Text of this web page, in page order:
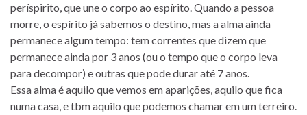
períspirito, que une o corpo ao espírito. Quando a pessoa
morre, o espírito já sabemos o destino, mas a alma ainda
permanece algum tempo: tem correntes que dizem que
permanece ainda por 3 anos (ou o tempo que o corpo leva
para decompor) e outras que pode durar até 7 anos.
Essa alma é aquilo que vemos em aparições, aquilo que fica
numa casa, e tbm aquilo que podemos chamar em um terreiro.